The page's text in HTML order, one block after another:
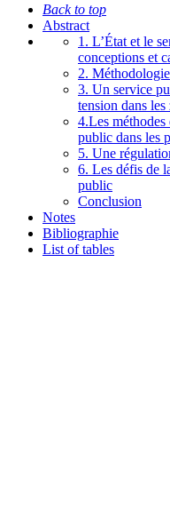
Back to top
Abstract
1. L’État et le
conceptions et
2. Méthodologie
3. Un service
tension dans les
4.Les méthodes
public dans les
5. Une
6. Les défis de
public
Conclusion
Notes
Bibliographie
List of tables